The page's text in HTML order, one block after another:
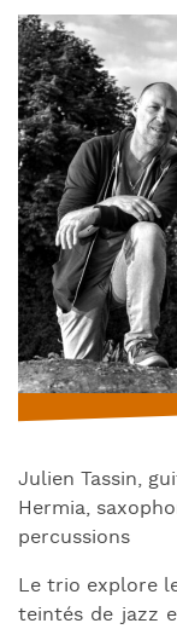
Julien Tassin,
Hermia,
percussions
Le trio explore
teintés de jazz